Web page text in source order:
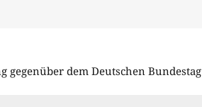
gegenüber dem Deutschen